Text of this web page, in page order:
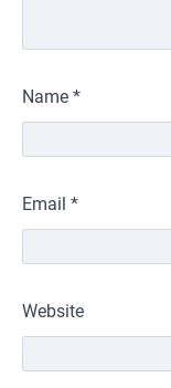
Name *
Email *
Website